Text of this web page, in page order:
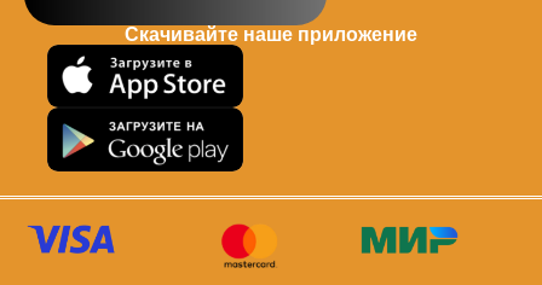
Скачивайте наше приложение